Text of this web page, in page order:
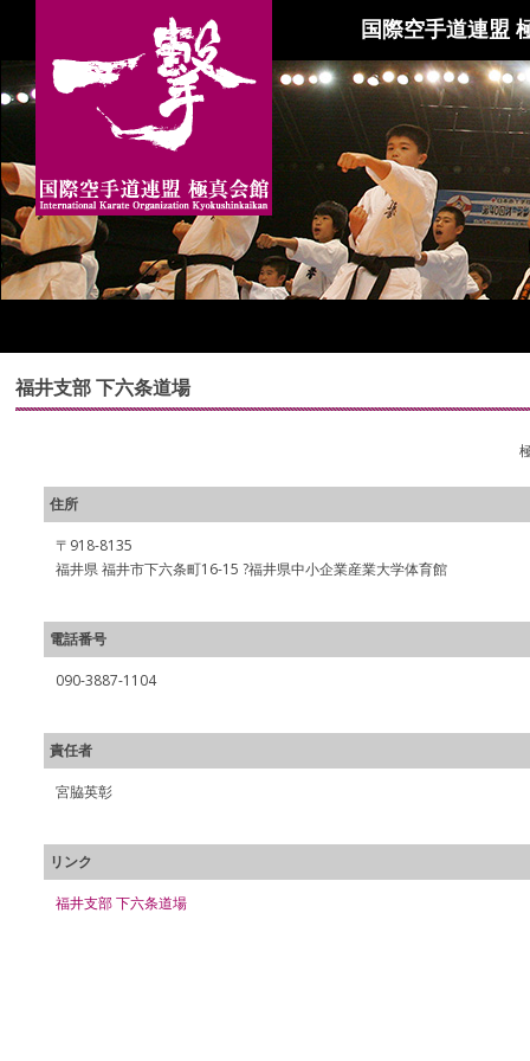
国際空手道連盟
福井支部 下六条道場
住所
〒918-8135
福井県 福井市下六条町16-15 ?福井県中小企業産業大学体育館
電話番号
090-3887-1104
責任者
宮脇英彰
リンク
福井支部 下六条道場